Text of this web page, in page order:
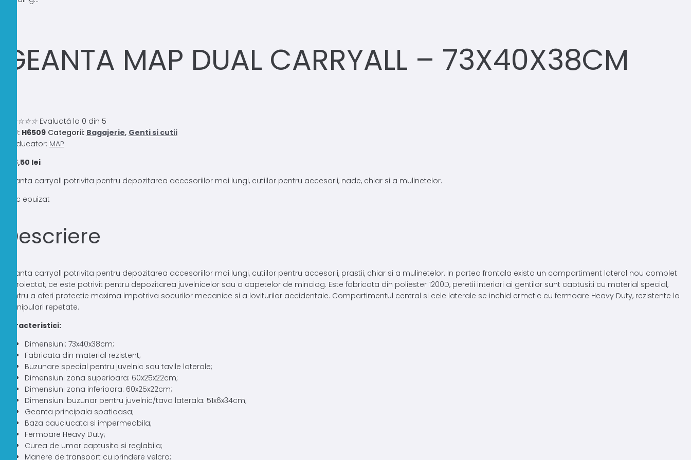
GEANTA MAP DUAL CARRYALL – 73X40X38CM
☆☆☆☆ Evaluată la 0 din 5
SKU: H6509 Categorii: Bagajerie, Genti si cutii
Producator: MAP
268,50 lei
Geanta carryall potrivita pentru depozitarea accesoriilor mai lungi, cutiilor pentru accesorii, nade, chiar si a mulinetelor.
Stoc epuizat
Descriere
Geanta carryall potrivita pentru depozitarea accesoriilor mai lungi, cutiilor pentru accesorii, prastii, chiar si a mulinetelor. In partea frontala exista un compartiment lateral nou complet
reproiectat, ce este potrivit pentru depozitarea juvelnicelor sau a capetelor de minciog. Este fabricata din poliester 1200D, peretii interiori ai gentilor sunt captusiti cu material special,
pentru a oferi protectie maxima impotriva socurilor mecanice si a loviturilor accidentale. Compartimentul central si cele laterale se inchid ermetic cu fermoare Heavy Duty, rezistente la
manipulari repetate.
Caracteristici:
Dimensiuni: 73x40x38cm;
Fabricata din material rezistent;
Buzunare special pentru juvelnic sau tavile laterale;
Dimensiuni zona superioara: 60x25x22cm;
Dimensiuni zona inferioara: 60x25x22cm;
Dimensiuni buzunar pentru juvelnic/tava laterala: 51x6x34cm;
Geanta principala spatioasa;
Baza cauciucata si impermeabila;
Fermoare Heavy Duty;
Curea de umar captusita si reglabila;
Manere de transport cu prindere velcro;